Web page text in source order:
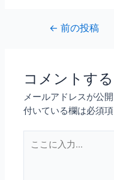
ゲ
ー
シ
← 前の投稿
コメントする
メールアドレスが公
付いている欄は必須
こ